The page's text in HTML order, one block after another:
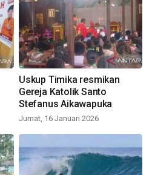
Uskup Timika resmikan
Gereja Katolik Santo
Stefanus Aikawapuka
Jumat, 16 Januari 2026